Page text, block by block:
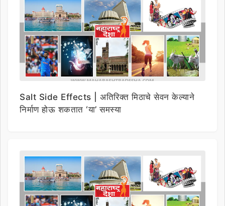
Salt Side Effects | अतिरिक्त मिठाचे सेवन केल्याने
निर्माण होऊ शकतात ‘या’ समस्या